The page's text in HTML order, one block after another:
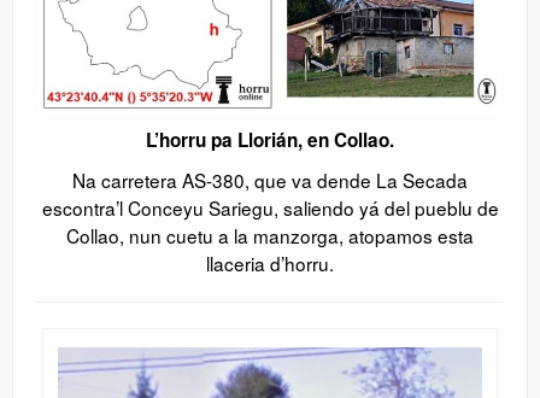
L’horru pa Llorián, en Collao.
Na carretera AS-380, que va dende La Secada
escontra’l Conceyu Sariegu, saliendo yá del pueblu de
Collao, nun cuetu a la manzorga, atopamos esta
llaceria d’horru.